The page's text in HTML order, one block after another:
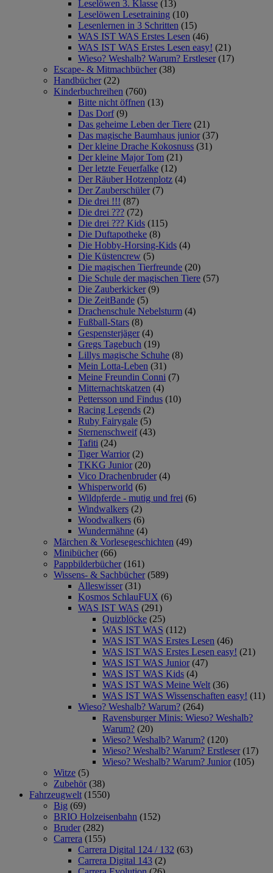
Leselöwen 3. Klasse (13)
Leselöwen Lesetraining (10)
Lesenlernen in 3 Schritten (15)
WAS IST WAS Erstes Lesen (46)
WAS IST WAS Erstes Lesen easy! (21)
Wieso? Weshalb? Warum? Erstleser (17)
Escape- & Mitmachbücher (38)
Handbücher (22)
Kinderbuchreihen (760)
Bitte nicht öffnen (13)
Das Dorf (9)
Das geheime Leben der Tiere (21)
Das magische Baumhaus junior (37)
Der kleine Drache Kokosnuss (31)
Der kleine Major Tom (21)
Der letzte Feuerfalke (12)
Der Räuber Hotzenplotz (4)
Der Zauberschüler (7)
Die drei !!! (87)
Die drei ??? (72)
Die drei ??? Kids (115)
Die Duftapotheke (8)
Die Hobby-Horsing-Kids (4)
Die Küstencrew (5)
Die magischen Tierfreunde (20)
Die Schule der magischen Tiere (57)
Die Zauberkicker (9)
Die ZeitBande (5)
Drachenschule Nebelsturm (4)
Fußball-Stars (8)
Gespensterjäger (4)
Gregs Tagebuch (19)
Lillys magische Schuhe (8)
Mein Lotta-Leben (31)
Meine Freundin Conni (7)
Mitternachtskatzen (4)
Pettersson und Findus (10)
Racing Legends (2)
Ruby Fairygale (5)
Sternenschweif (43)
Tafiti (24)
Tiger Warrior (2)
TKKG Junior (20)
Vico Drachenbruder (4)
Whisperworld (6)
Wildpferde - mutig und frei (6)
Windwalkers (2)
Woodwalkers (6)
Wundermähne (4)
Märchen & Vorlesegeschichten (49)
Minibücher (66)
Pappbilderbücher (161)
Wissens- & Sachbücher (589)
Alleswisser (31)
Kosmos SchlauFUX (6)
WAS IST WAS (291)
Quizblöcke (25)
WAS IST WAS (112)
WAS IST WAS Erstes Lesen (46)
WAS IST WAS Erstes Lesen easy! (21)
WAS IST WAS Junior (47)
WAS IST WAS Kids (4)
WAS IST WAS Meine Welt (36)
WAS IST WAS Wissenschaften easy! (11)
Wieso? Weshalb? Warum? (264)
Ravensburger Minis: Wieso? Weshalb?
Warum? (20)
Wieso? Weshalb? Warum? (120)
Wieso? Weshalb? Warum? Erstleser (17)
Wieso? Weshalb? Warum? Junior (105)
Witze (5)
Zubehör (38)
Fahrzeugwelt (1550)
Big (69)
BRIO Holzeisenbahn (152)
Bruder (282)
Carrera (155)
Carrera Digital 124 / 132 (63)
Carrera Digital 143 (2)